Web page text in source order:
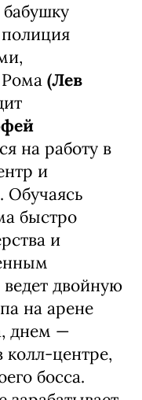
(Лев
на работу в
и
Обучаясь
быстро
и
двойную
на арене
днем —
колл-центре,
босса.